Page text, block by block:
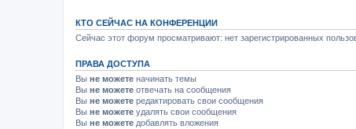
КТО СЕЙЧАС НА КОНФЕРЕНЦИИ
Сейчас этот форум просматривают: нет зарегистрированных
ПРАВА ДОСТУПА
Вы не можете начинать темы
Вы не можете отвечать на сообщения
Вы не можете редактировать свои сообщения
Вы не можете удалять свои сообщения
Вы не можете добавлять вложения